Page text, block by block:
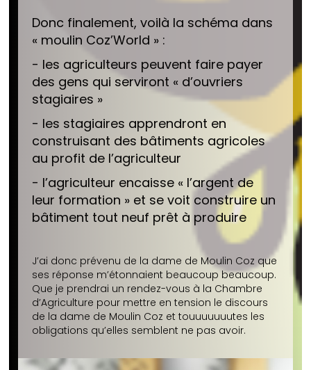
Donc finalement, voilà la schéma dans
« moulin Coz’World » :
- les agriculteurs peuvent faire payer
des gens qui serviront « d’ouvriers
stagiaires »
- les stagiaires apprendront en
construisant des bâtiments agricoles
au profit de l’agriculteur
- l’agriculteur encaisse « l’argent de
leur formation » et se voit construire un
bâtiment tout neuf prêt à produire
J’ai donc prévenu de la dame de Moulin Coz que
ses réponse m’étonnaient beaucoup beaucoup.
Que je prendrai un rendez-vous à la Chambre
d’Agriculture pour mettre en tension le discours
de la dame de Moulin Coz et touuuuuuutes les
obligations qu’elles semblent ne pas avoir.